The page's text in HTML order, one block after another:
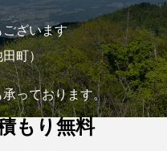
ございます
田町）
っております。
もり無料